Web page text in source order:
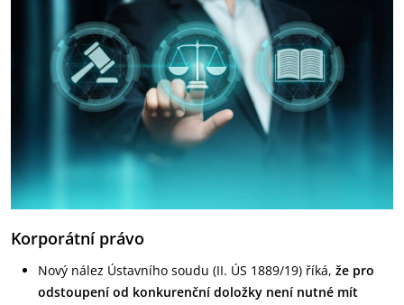
Korporátní právo
Nový nález Ústavního soudu (II. ÚS 1889/19) říká, že pro
odstoupení od konkurenční doložky není nutné mít